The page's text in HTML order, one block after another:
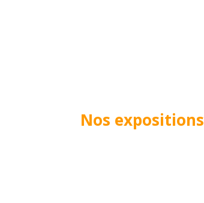
Nos expositions